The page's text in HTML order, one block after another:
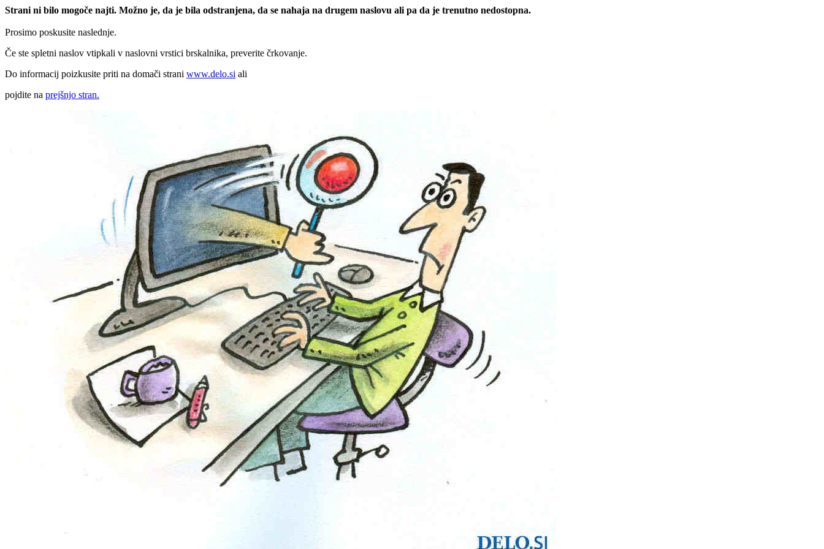
Strani ni bilo mogoče najti. Možno je, da je bila odstranjena, da se nahaja na drugem naslovu ali pa da je trenutno nedostopna.
Prosimo poskusite naslednje.
Če ste spletni naslov vtipkali v naslovni vrstici brskalnika, preverite črkovanje.
Do informacij poizkusite priti na domači strani www.delo.si ali
pojdite na prejšnjo stran.